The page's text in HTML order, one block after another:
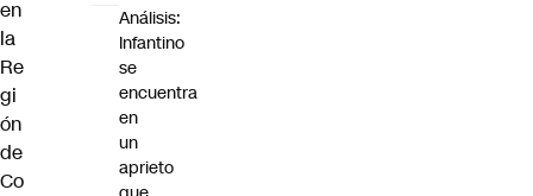
en
la
Re
gi
ón
de
Co
Análisis:
Infantino
se
encuentra
en
un
aprieto